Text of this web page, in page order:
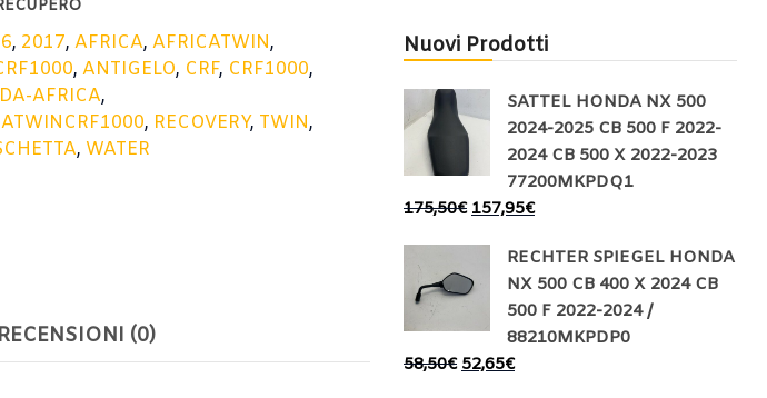
, 2017,AFRICA,AFRICATWIN,
,ANTIGELO, CRF, CRF1000,
AFRICA,
, RECOVERY, TWIN,
, WATER
RECENSIONI (0)
Nuovi Prodotti
SATTEL HONDA NX 500
2024-2025 CB 500 F 2022-
2024 CB 500 X 2022-2023
77200MKPDQ1
175,50€ 157,95€
RECHTER SPIEGEL HONDA
NX 500 CB 400 X 2024 CB
500 F 2022-2024 /
88210MKPDP0
58,50€ 52,65€